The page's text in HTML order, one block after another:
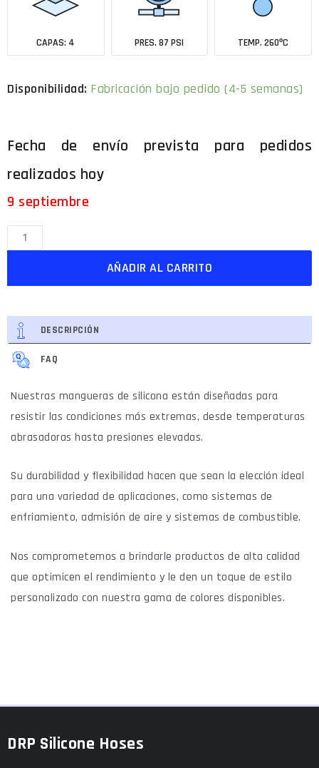
CAPAS: 4 PRES. 87 PSI TEMP. 260ºC
Fabricación bajo pedido (4-5 semanas)
9 septiembre
AÑADIR AL CARRITO
DESCRIPCIÓN
FAQ
Nuestras mangueras de silicona están diseñadas para
resistir las condiciones más extremas, desde temperaturas
abrasadoras hasta presiones elevadas.
Su durabilidad y flexibilidad hacen que sean la elección ideal
para una variedad de aplicaciones, como sistemas de
enfriamiento, admisión de aire y sistemas de combustible.
Nos comprometemos a brindarle productos de alta calidad
que optimicen el rendimiento y le den un toque de estilo
personalizado con nuestra gama de colores disponibles.
DRP Silicone Hoses